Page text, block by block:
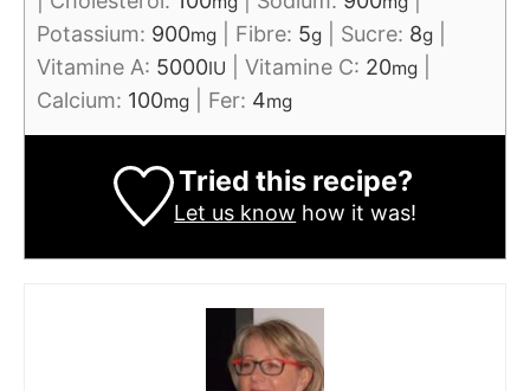
Potassium: 900mg Fibre: 5g Sucre: 8g
Vitamine A: 5000IU Vitamine C: 20mg
Calcium: 100mg Fer: 4mg
Tried this recipe?
Let us know how it was!